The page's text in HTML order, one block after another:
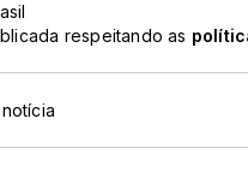
respeitando as